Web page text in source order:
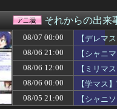
【朗報】ゲーム史上最
【疑問】謎の勢力「本
【驚愕】『料理アニメ
【画像】ジオン兵「キ
【朗報】一般漫画で絵
マガジンで100万部も売
なんと「ド痴女専用」
【画像あり】リーンの
【水星の魔女】エリク
それからの出来
08/07 00:00
【デレマ
08/06 21:00
【シャニ
08/06 12:00
【ミリマ
08/06 00:00
【学マス
08/05 21:00
【シャニ